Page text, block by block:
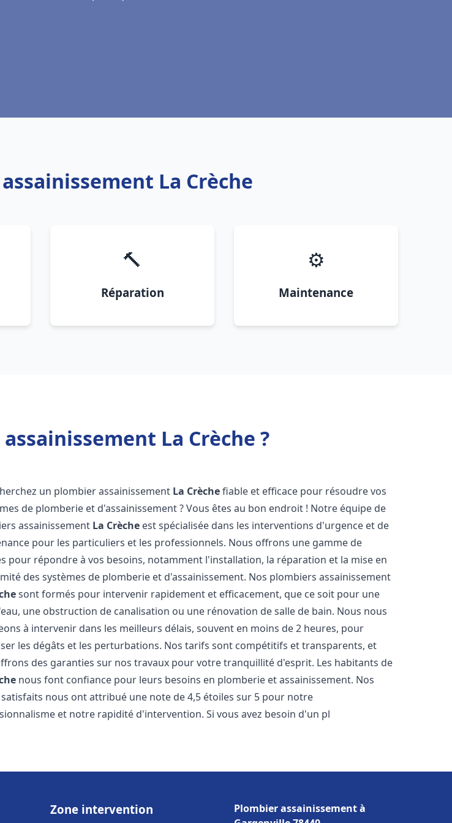
La Crèche
🔨
Réparation
⚙️
Maintenance
La Crèche ?
un plombier assainissement La Crèchefiable et efficace pour résoudre vos
de plomberie et d'assainissement ? Vous êtes au bon endroit ! Notre équipe de
assainissement La Crèche est spécialisée dans les interventions d'urgence et de
pour les particuliers et les professionnels. Nous offrons une gamme de
pour répondre à vos besoins, notamment l'installation, la réparation et la mise en
des systèmes de plomberie et d'assainissement. Nos plombiers assainissement
sont formés pour intervenir rapidement et efficacement, que ce soit pour une
une obstruction de canalisation ou une rénovation de salle de bain. Nous nous
à intervenir dans les meilleurs délais, souvent en moins de 2 heures, pour
les dégâts et les perturbations. Nos tarifs sont compétitifs et transparents, et
des garanties sur nos travaux pour votre tranquillité d'esprit. Les habitants de
nous font confiance pour leurs besoins en plomberie et assainissement. Nos
nous ont attribué une note de 4,5 étoiles sur 5 pour notre
et notre rapidité d'intervention. Si vous avez besoin d'un pl
Zone intervention
Plombier assainissement à